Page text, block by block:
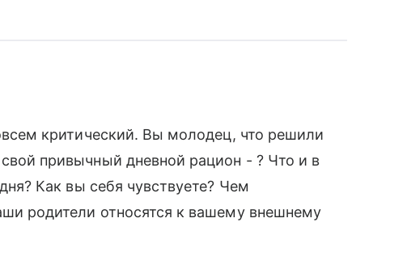
критический. Вы молодец, что решили
привычный дневной рацион - ? Что и в
Как вы себя чувствуете? Чем
родители относятся к вашему внешнему